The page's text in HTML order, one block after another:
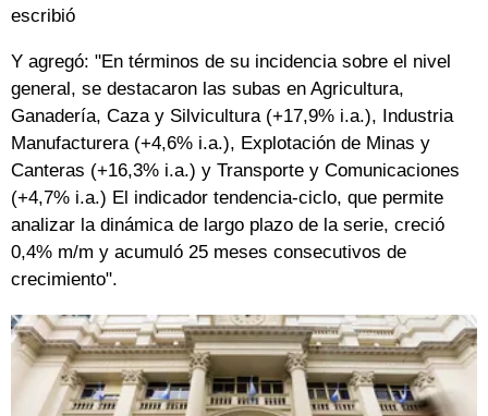
escribió
Y agregó: "En términos de su incidencia sobre el nivel
general, se destacaron las subas en Agricultura,
Ganadería, Caza y Silvicultura (+17,9% i.a.), Industria
Manufacturera (+4,6% i.a.), Explotación de Minas y
Canteras (+16,3% i.a.) y Transporte y Comunicaciones
(+4,7% i.a.) El indicador tendencia-ciclo, que permite
analizar la dinámica de largo plazo de la serie, creció
0,4% m/m y acumuló 25 meses consecutivos de
crecimiento".